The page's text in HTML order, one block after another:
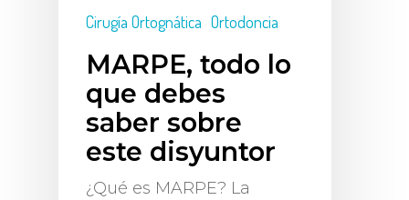
Cirugía Ortognática Ortodoncia
MARPE, todo lo
que debes
saber sobre
este disyuntor
¿Qué es MARPE? La